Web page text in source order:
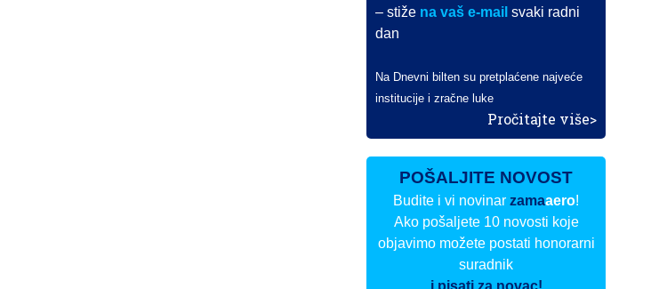
– stiže na vaš e-mail svaki radni
dan
Na Dnevni bilten su pretplaćene najveće
institucije i zračne luke
Pročitajte više>
POŠALJITE NOVOST
Budite i vi novinarzamaaero!
Ako pošaljete 10 novosti koje
objavimo možete postati honorarni
suradnik
i pisati za novac!